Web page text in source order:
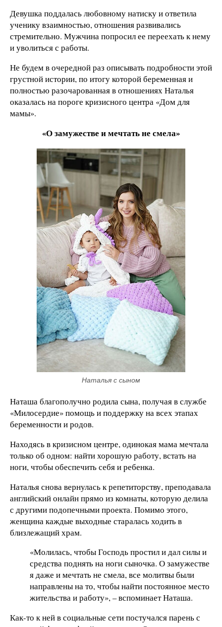
Девушка поддалась любовному натиску и ответила
ученику взаимностью, отношения развивались
стремительно. Мужчина попросил ее переехать к нему
и уволиться с работы.
Не будем в очередной раз описывать подробности этой
грустной истории, по итогу которой беременная и
полностью разочарованная в отношениях Наталья
оказалась на пороге кризисного центра «Дом для
мамы».
«О замужестве и мечтать не смела»
Наталья с сыном
Наташа благополучно родила сына, получая в службе
«Милосердие» помощь и поддержку на всех этапах
беременности и родов.
Находясь в кризисном центре, одинокая мама мечтала
только об одном: найти хорошую работу, встать на
ноги, чтобы обеспечить себя и ребенка.
Наталья снова вернулась к репетиторству, преподавала
английский онлайн прямо из комнаты, которую делила
с другими подопечными проекта. Помимо этого,
женщина каждые выходные старалась ходить в
близлежащий храм.
«Молилась, чтобы Господь простил и дал силы и
средства поднять на ноги сыночка. О замужестве
я даже и мечтать не смела, все молитвы были
направлены на то, чтобы найти постоянное место
жительства и работу», – вспоминает Наташа.
Как-то к ней в социальные сети постучался парень с